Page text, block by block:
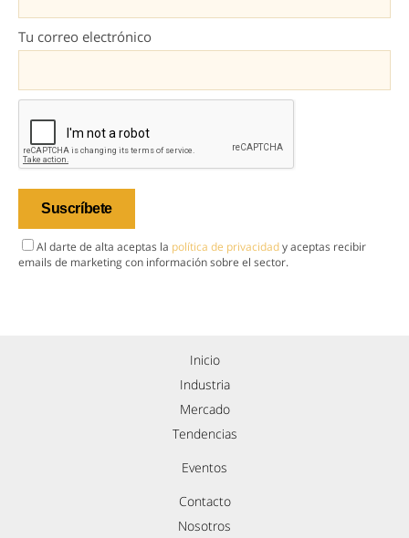
Tu correo electrónico
Al darte de alta aceptas la política de privacidady aceptas recibir
emails de marketing con información sobre el sector.
Inicio
Industria
Mercado
Tendencias
Eventos
Contacto
Nosotros